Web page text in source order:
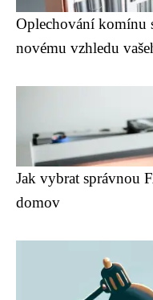
Oplechování komínu
novému vzhledu
Jak vybrat správnou
domov